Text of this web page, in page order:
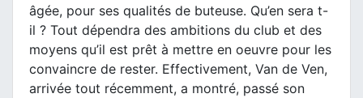
âgée, pour ses qualités de buteuse. Qu’en sera t-
il ? Tout dépendra des ambitions du club et des
moyens qu’il est prêt à mettre en oeuvre pour les
convaincre de rester. Effectivement, Van de Ven,
arrivée tout récemment, a montré, passé son